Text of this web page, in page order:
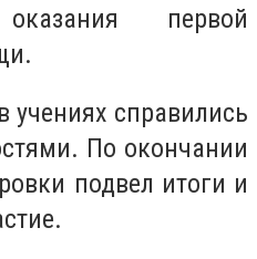
первой
учениях справились
По окончании
подвел итоги и